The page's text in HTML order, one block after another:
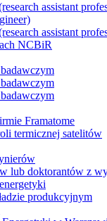
assistant
assistant
NCBiR
Framatome
termicznej satelitów
lub doktorantów z
produkcyjnym